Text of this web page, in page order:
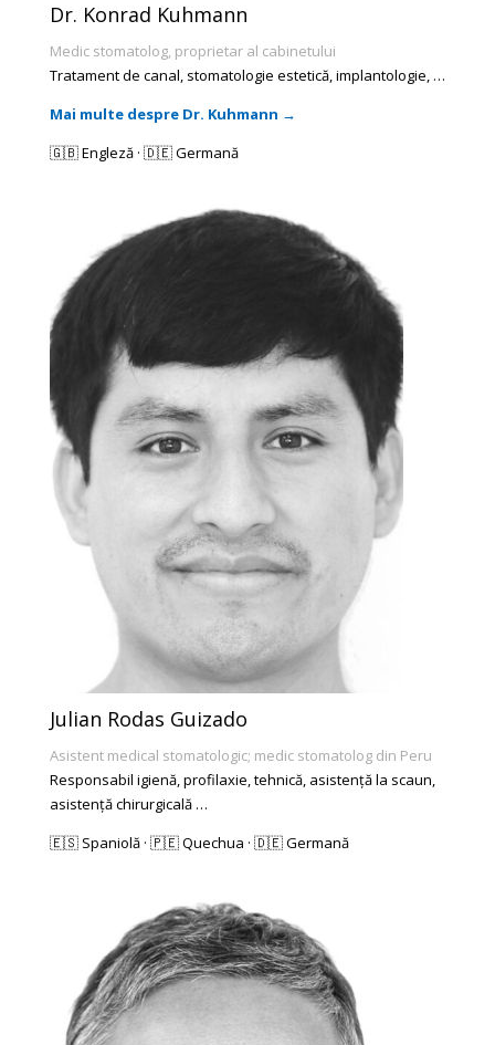
Dr. Konrad Kuhmann
Medic stomatolog, proprietar al cabinetului
Tratament de canal, stomatologie estetică, implantologie, …
Mai multe despre Dr. Kuhmann →
🇬🇧 Engleză · 🇩🇪 Germană
Julian Rodas Guizado
Asistent medical stomatologic; medic stomatolog din Peru
Responsabil igienă, profilaxie, tehnică, asistență la scaun,
asistență chirurgicală …
🇪🇸 Spaniolă · 🇵🇪 Quechua · 🇩🇪 Germană